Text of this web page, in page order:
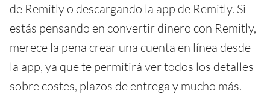
de Remitly o descargando la app de Remitly. Si
estás pensando en convertir dinero con Remitly,
merece la pena crear una cuenta en línea desde
la app, ya que te permitirá ver todos los detalles
sobre costes, plazos de entrega y mucho más.